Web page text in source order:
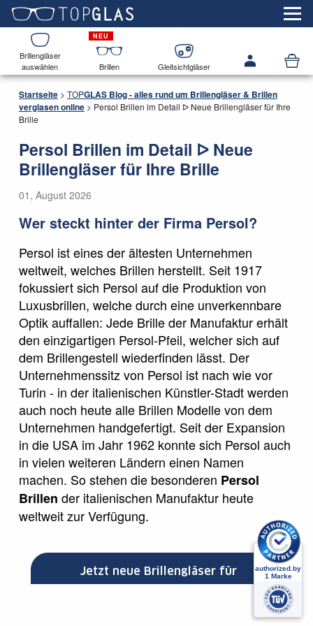
Brillengläser
auswählen
Brillen Gleitsichtgläser
Startseite > TOPGLASBlog - alles rund um Brillengläser & Brillen
verglasen online > Persol Brillen im Detail ᐅ Neue Brillengläser für Ihre
Brille
Persol Brillen im Detail ᐅ Neue
Brillengläser für Ihre Brille
01, August 2026
Wer steckt hinter der Firma Persol?
Persol ist eines der ältesten Unternehmen
weltweit, welches Brillen herstellt. Seit 1917
fokussiert sich Persol auf die Produktion von
Luxusbrillen, welche durch eine unverkennbare
Optik auffallen: Jede Brille der Manufaktur erhält
den einzigartigen Persol-Pfeil, welcher sich auf
dem Brillengestell wiederfinden lässt. Der
Unternehmenssitz von Persol ist nach wie vor
Turin - in der italienischen Künstler-Stadt werden
auch noch heute alle Brillen Modelle von dem
Unternehmen handgefertigt. Seit der Expansion
in die USA im Jahr 1962 konnte sich Persol auch
in vielen weiteren Ländern einen Namen
machen. So stehen die besonderen Persol
Brillen der italienischen Manufaktur heute
weltweit zur Verfügung.
Jetzt neue Brillengläser für